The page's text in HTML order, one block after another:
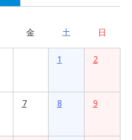
金 土 日
1 2
7 8 9